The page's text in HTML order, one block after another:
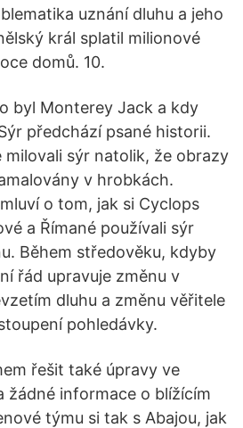
uznání dluhu a jeho
král splatil milionové
domů. 10.
byl Monterey Jack a kdy
předchází psané historii.
milovali sýr natolik, že obrazy
v hrobkách.
o tom, jak si Cyclops
a Římané používali sýr
Během středověku, kdyby
řád upravuje změnu v
dluhu a změnu věřitele
pohledávky.
řešit také úpravy ve
žádné informace o blížícím
týmu si tak s Abajou, jak